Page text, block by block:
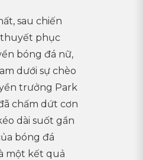
sau chiến
phục
bóng đá nữ,
dưới sự chèo
trưởng Park
chấm dứt cơn
dài suốt gần
bóng đá
một kết quả